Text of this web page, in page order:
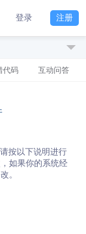
登录 注册
代码 互动问答
按以下说明进行
如果你的系统经
。